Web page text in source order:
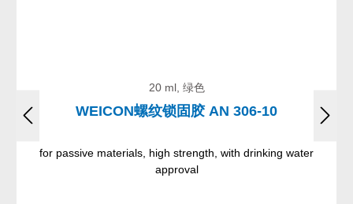
20 ml, 绿色
WEICON螺纹锁固胶 AN 306-10
for passive materials, high strength, with drinking water
approval